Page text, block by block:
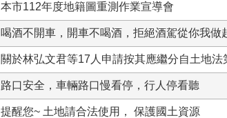
本市112年度地籍圖重測作業宣導會
喝酒不開車，開車不喝酒，拒絕酒駕從你我做
關於林弘文君等17人申請按其應繼分自土地
路口安全，車輛路口慢看停，行人停看聽
提醒您~ 土地請合法使用， 保護國土資源